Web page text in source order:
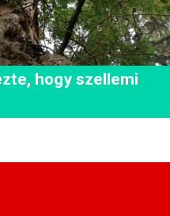
hogy szellemi